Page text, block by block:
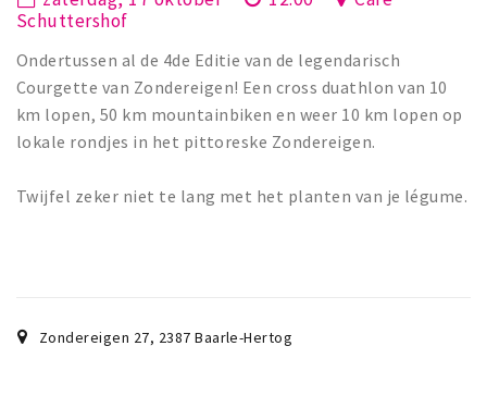
Winkelgebieden
Parkeren
Bezienswaardigheden
Enclaves
Musea, theaters & podia
Natuurgebieden
Schuttershof
Ondertussen al de 4de Editie van de legendarisch
Courgette van Zondereigen! Een cross duathlon van 10
km lopen, 50 km mountainbiken en weer 10 km lopen op
lokale rondjes in het pittoreske Zondereigen.
Twijfel zeker niet te lang met het planten van je légume.
Zondereigen 27, 2387 Baarle-Hertog